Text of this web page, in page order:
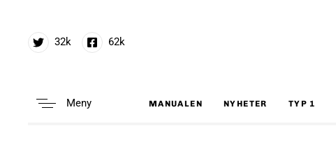
32k 62k
Meny MANUALEN NYHETER TYP 1